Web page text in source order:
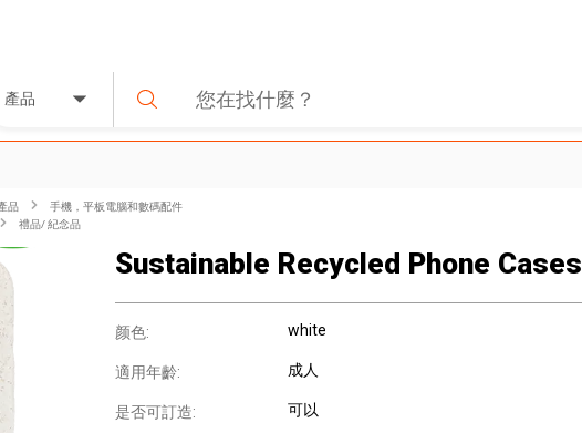
產品
品
手機，平板電腦和數碼配件
禮品/ 紀念品
Sustainable Recycled Phone Cases
颜色: white
適用年齡: 成人
是否可訂造: 可以